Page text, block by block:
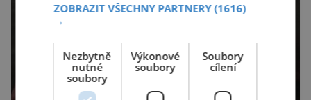
ZOBRAZIT VŠECHNY PARTNERY(1616)
→
Nezbytně
nutné
soubory
Výkonové
soubory
Soubory
cílení